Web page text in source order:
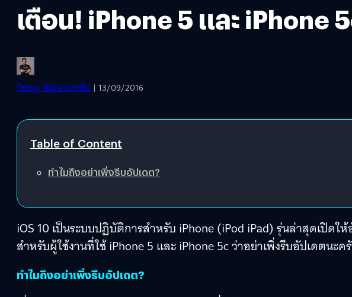
เตือน! iPhone 5 และ iPhone
วัชรกุล พัฒนาประทีป | 13/09/2016
Table of Content
ทำไมถึงอย่าเพิ่งรีบอัปเดต?
iOS 10 เป็นระบบปฏิบัติการสำหรับ iPhone (iPod iPad) รุ่นล่าสุดเปิดใ
สำหรับผู้ใช้งานที่ใช้ iPhone 5 และ iPhone 5c ว่าอย่าเพิ่งรีบอัปเดตนะค
ทำไมถึงอย่าเพิ่งรีบอัปเดต?